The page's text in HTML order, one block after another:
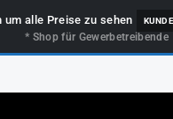
alle Preise zu sehen
* Shop für Gewerbetreibende